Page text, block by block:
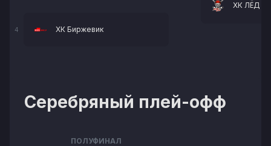
4 ХК Биржевик
ХК ЛЁД
Серебряный плей-офф
ПОЛУФИНАЛ